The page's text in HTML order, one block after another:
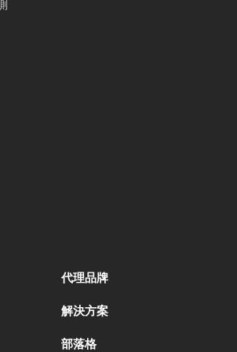
代理品牌
解決方案
部落格